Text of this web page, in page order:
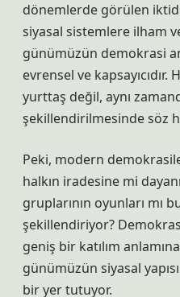
dönemlerde görülen
siyasal sistemlere ilham
günümüzün demokrasi
evrensel ve kapsayıcıdır.
yurttaş değil, aynı
şekillendirilmesinde söz
Peki, modern
halkın iradesine mi
gruplarının oyunları mı
şekillendiriyor?
geniş bir katılım
günümüzün siyasal
bir yer tutuyor.